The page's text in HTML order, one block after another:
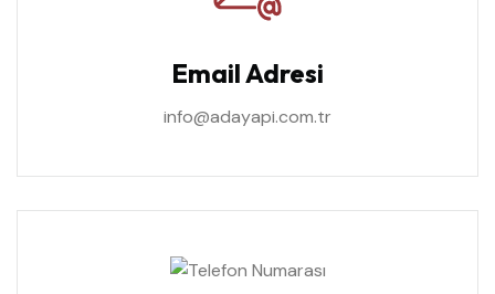
Email Adresi
info@adayapi.com.tr